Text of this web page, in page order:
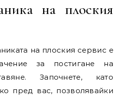
на плоския
на плоския сервис е
за постигане на
Започнете, като
пред вас, позволявайки